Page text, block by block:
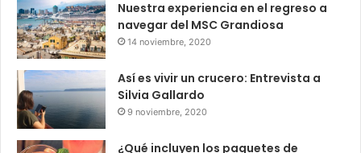
Nuestra experiencia en el regreso a
navegar del MSC Grandiosa
14 noviembre, 2020
Así es vivir un crucero: Entrevista a
Silvia Gallardo
9 noviembre, 2020
¿Qué incluyen los paquetes de